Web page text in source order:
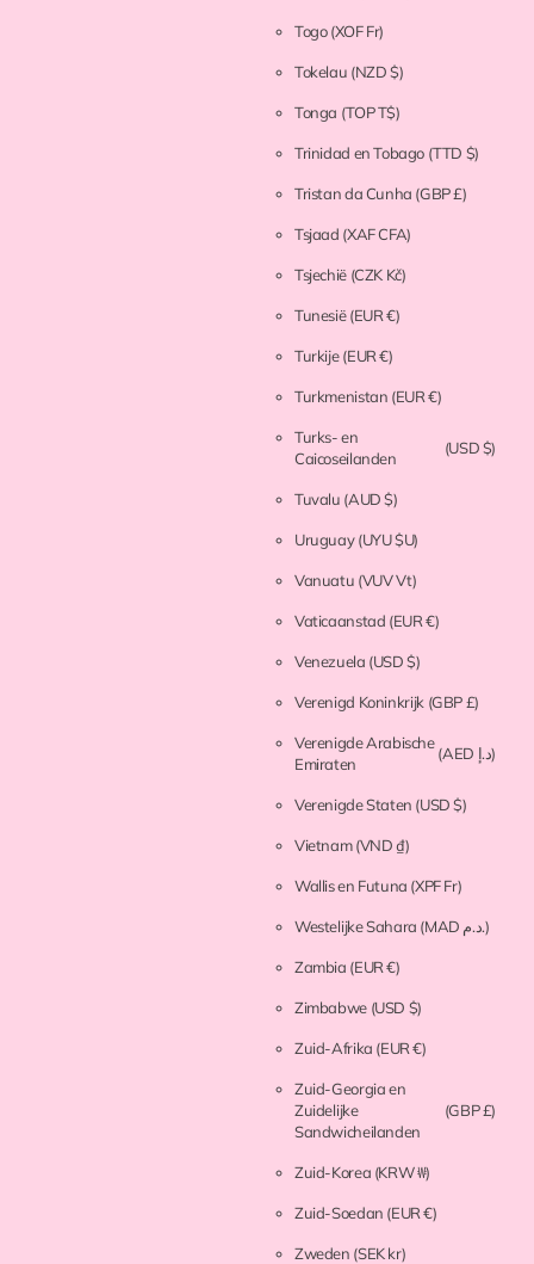
Togo(XOF Fr)
Tokelau (NZD $)
Tonga (TOP T$)
Trinidad en Tobago (TTD $)
Tristan da Cunha (GBP £)
Tsjaad (XAF CFA)
Tsjechië (CZK Kč)
Tunesië(EUR €)
Turkije(EUR €)
Turkmenistan (EUR €)
Turks- en
Caicoseilanden
(USD $)
Tuvalu (AUD $)
Uruguay(UYU $U)
Vanuatu (VUV Vt)
Vaticaanstad (EUR €)
Venezuela (USD $)
Verenigd Koninkrijk (GBP £)
Verenigde Arabische
Emiraten
(AED د.إ)
Verenigde Staten (USD $)
Vietnam(VND ₫)
Wallis en Futuna (XPF Fr)
Westelijke Sahara (MAD د.م.)
Zambia (EUR €)
Zimbabwe (USD $)
Zuid-Afrika (EUR €)
Zuid-Georgia en
Zuidelijke
Sandwicheilanden
(GBP £)
Zuid-Korea (KRW ₩)
Zuid-Soedan (EUR €)
Zweden (SEK kr)